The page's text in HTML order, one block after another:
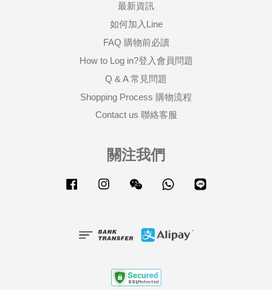
最新資訊
如何加入Line
FAQ 購物前必讀
How to Log in?登入會員問題
Q & A 常見問題
Shopping Process 購物流程
Contact us 聯絡客服
關注我們
Facebook Instagram Wechat Whatsapp